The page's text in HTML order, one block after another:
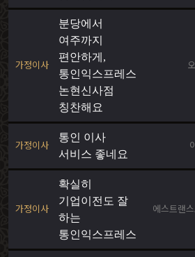
가정이사
분당에서
여주까지
편안하게,
통인익스프레스
논현신사점
칭찬해요
가정이사
통인 이사
서비스 좋네요
가정이사
확실히
기업이전도 잘
하는
통인익스프레스
에스트랜